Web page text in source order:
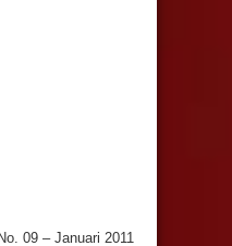
09 – Januari 2011